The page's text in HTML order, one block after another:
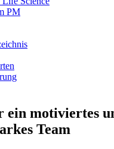
PM
ein motiviertes
Team